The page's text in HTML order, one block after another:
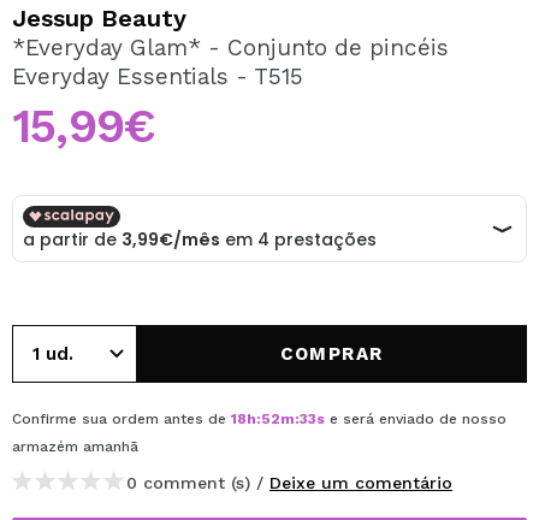
Ao criar uma conta no Maquibeauty.pt pode fazer as suas
compras rapidamente, verificar o estado das suas
Jessup Beauty
*Everyday Glam* - Conjunto de pincéis
Everyday Essentials - T515
15,99€
COMPRAR
Confirme sua ordem antes de 18h:52m:33s e será enviado de nosso
armazém amanhã
0 comment (s) / Deixe um comentário